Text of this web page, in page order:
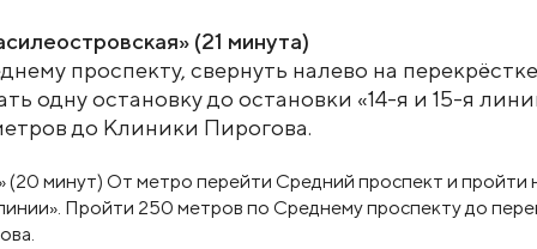
(21 минута)
проспекту, свернуть налево на
одну остановку до остановки «14-я и 15-я
до Клиники Пирогова.